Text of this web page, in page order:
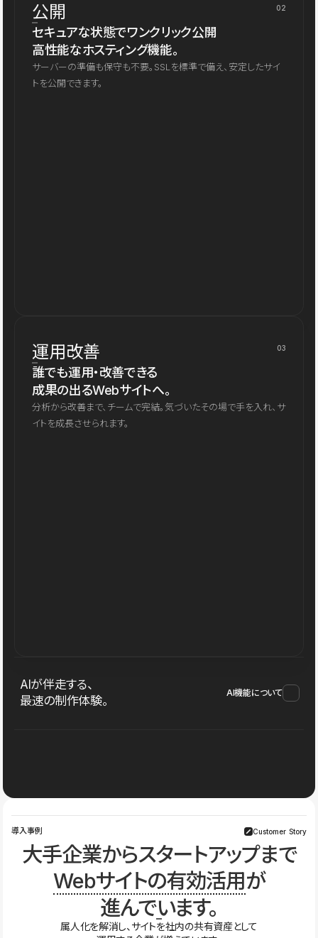
公開 02
セキュアな状態でワンクリック公開
高性能なホスティング機能。
サーバーの準備も保守も不要。SSLを標準で備え、安定したサイ
トを公開できます。
運用改善 03
誰でも運用・改善できる
成果の出るWebサイトへ。
分析から改善まで、チームで完結。気づいたその場で手を入れ、サ
イトを成長させられます。
AIが伴走する、
最速の制作体験。
AI機能について
導入事例 Customer Story
大手企業からスタートアップまで
Webサイトの有効活用が
進んでいます。
属人化を解消し、サイトを社内の共有資産として